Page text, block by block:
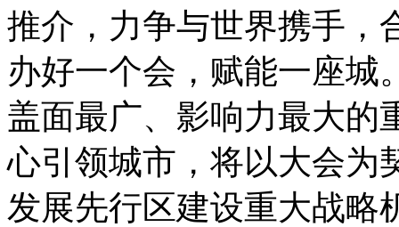
推介，力争与世界携手，
办好一个会，赋能一座城
盖面最广、影响力最大的
心引领城市，将以大会为
发展先行区建设重大战略